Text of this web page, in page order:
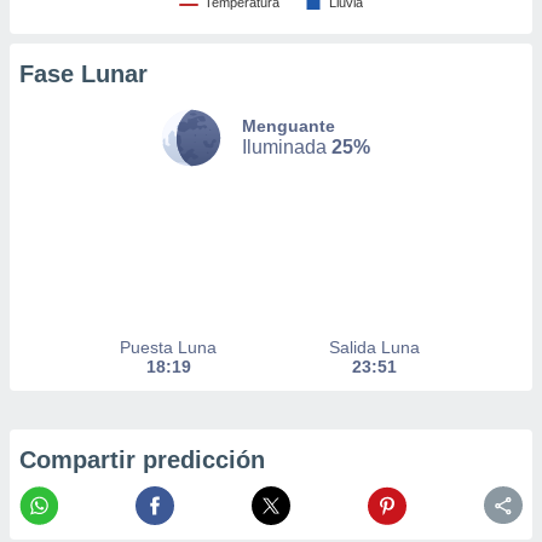
su
u
Fase Lunar
Menguante
Iluminada 25%
Puesta Luna
18:19
Salida Luna
23:51
Compartir predicción